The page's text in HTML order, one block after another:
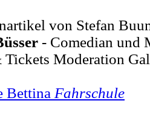
von Stefan
- Comedian und
Tickets Moderation
Bettina Fahrschule